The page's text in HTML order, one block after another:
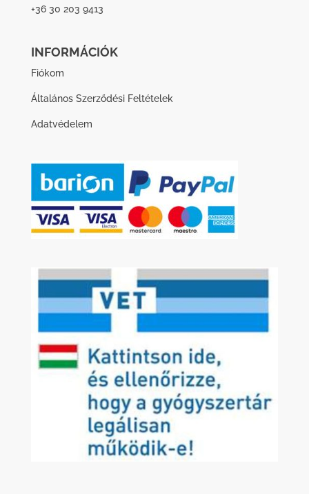
+36 30 203 9413
INFORMÁCIÓK
Fiókom
Általános Szerződési Feltételek
Adatvédelem